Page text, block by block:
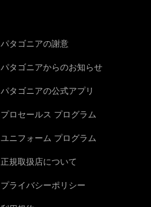
パタゴニアの謝意
パタゴニアからのお知らせ
パタゴニアの公式アプリ
プロセールス プログラム
ユニフォーム プログラム
正規取扱店について
プライバシーポリシー